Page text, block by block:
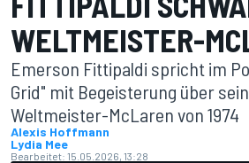
WELTMEISTER-
Emerson Fittipaldi spricht im
Grid" mit Begeisterung über
Weltmeister-McLaren von 1974
Alexis Hoffmann
Lydia Mee
Bearbeitet: 15.05.2026, 13:28